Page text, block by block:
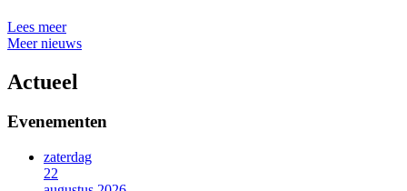
Lees meer
Meer nieuws
Actueel
Evenementen
zaterdag
22